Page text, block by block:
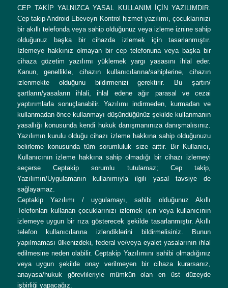
CEP TAKİP YALNIZCA YASAL KULLANIM İÇİN YAZILIMDIR.
Cep takip Android Ebeveyn Kontrol hizmet yazılımı, çocuklarınızı
bir akıllı telefonda veya sahip olduğunuz veya izleme iznine sahip
olduğunuz başka bir cihazda izlemek için tasarlanmıştır.
İzlemeye hakkınız olmayan bir cep telefonuna veya başka bir
cihaza gözetim yazılımı yüklemek yargı yasasını ihlal eder.
Kanun, genellikle, cihazın kullanıcılarına/sahiplerine, cihazın
izlenmekte olduğunu bildirmenizi gerektirir. Bu şartın/
şartların/yasaların ihlali, ihlal edene ağır parasal ve cezai
yaptırımlarla sonuçlanabilir. Yazılımı indirmeden, kurmadan ve
kullanmadan önce kullanmayı düşündüğünüz şekilde kullanmanın
yasallığı konusunda kendi hukuk danışmanınıza danışmalısınız.
Yazılımın kurulu olduğu cihazı izleme hakkına sahip olduğunuzu
belirleme konusunda tüm sorumluluk size aittir. Bir Kullanıcı,
Kullanıcının izleme hakkına sahip olmadığı bir cihazı izlemeyi
seçerse Ceptakip sorumlu tutulamaz; Cep takip,
Yazılımın/Uygulamanın kullanımıyla ilgili yasal tavsiye de
sağlayamaz.
Ceptakip Yazılımı / uygulamayı, sahibi olduğunuz Akıllı
Telefonları kullanan çocuklarınızı izlemek için veya kullanıcının
izlemeye uygun bir rıza gösterecek şekilde tasarlanmıştır. Akıllı
telefon kullanıcılarına izlendiklerini bildirmelisiniz. Bunun
yapılmaması ülkenizdeki, federal ve/veya eyalet yasalarının ihlal
edilmesine neden olabilir. Ceptakip Yazılımını sahibi olmadığınız
veya uygun şekilde onay verilmeyen bir cihaza kurarsanız,
anayasa/hukuk görevlileriyle mümkün olan en üst düzeyde
işbirliği yapacağız.